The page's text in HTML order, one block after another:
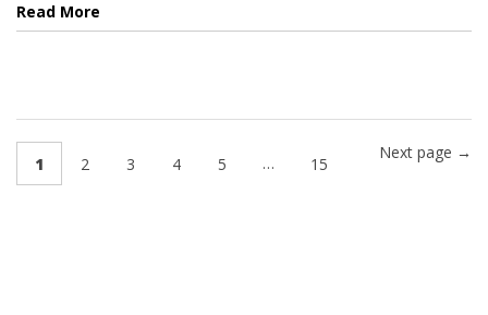
Read More
1 2 3 4 5 … 15
Next page →